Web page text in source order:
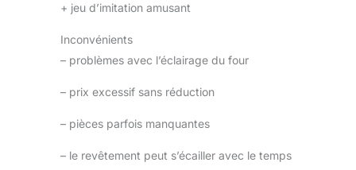
+ jeu d’imitation amusant
Inconvénients
– problèmes avec l’éclairage du four
– prix excessif sans réduction
– pièces parfois manquantes
– le revêtement peut s’écailler avec le temps